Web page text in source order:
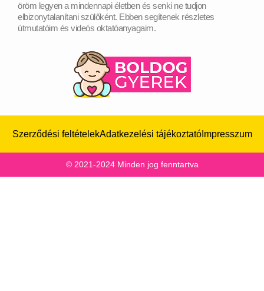
öröm legyen a mindennapi életben és senki ne tudjon
elbizonytalanítani szülőként. Ebben segítenek részletes
útmutatóim és videós oktatóanyagaim.
Szerződési feltételekAdatkezelési tájékoztatóImpresszum
© 2021-2024 Minden jog fenntartva